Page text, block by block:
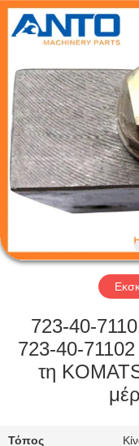
ΣΠΊΤΙ
ΠΡΟΪΌΝΤΑ
ΠΕΡΊΠΟΥ
ΕΜΕΊΣ
ΓΎΡΟΣ
ΠΟΙΟΤΙΚΌΣ
ΈΛΕΓΧΟΣ
Anto
Machinery
Parts
Co.,Ltd..
723-40-
723-40-71102
τη
Τόπος